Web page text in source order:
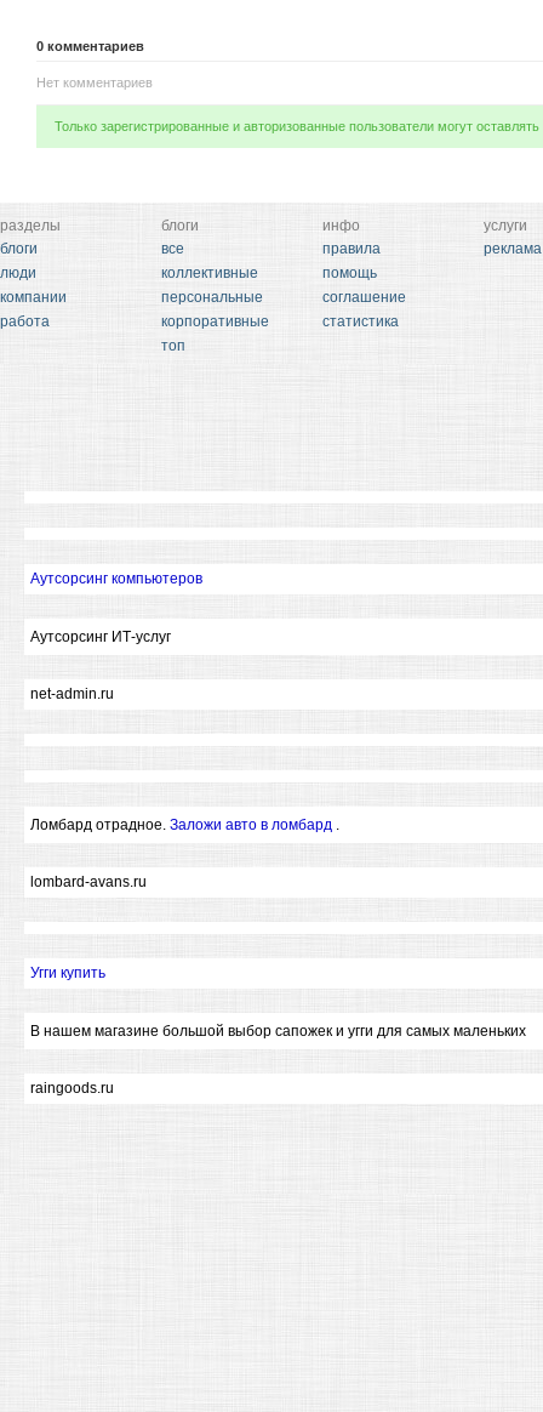
0 комментариев
Нет комментариев
Только зарегистрированные и авторизованные пользователи могут
разделы
блоги
люди
компании
работа
блоги
все
коллективные
персональные
корпоративные
топ
инфо
правила
помощь
соглашение
статистика
услуги
реклама
Аутсорсинг компьютеров
Аутсорсинг ИТ-услуг
net-admin.ru
Ломбард отрадное. Заложи авто в ломбард .
lombard-avans.ru
Угги купить
В нашем магазине большой выбор сапожек и угги для самых маленьких
raingoods.ru